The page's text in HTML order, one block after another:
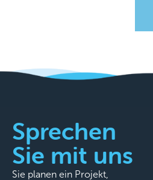
Sprechen
Sie mit uns
Sie planen ein Projekt,